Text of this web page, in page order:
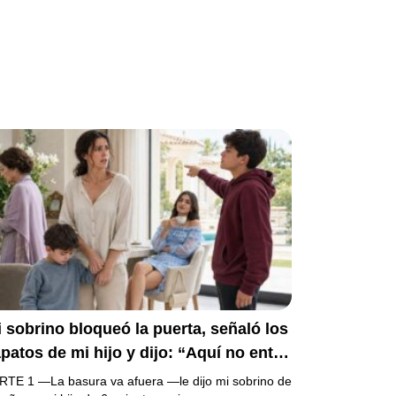
sobrino bloqueó la puerta, señaló los
de mi hijo y dijo: “Aquí no entra
Mi madre bajó la mirada y mi
1 —La basura va afuera —le dijo mi sobrino de